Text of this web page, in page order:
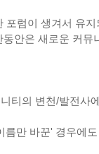
포럼이 생겨서 유
안은 새로운 커뮤
티의 변천/발전사
름만 바꾼' 경우에